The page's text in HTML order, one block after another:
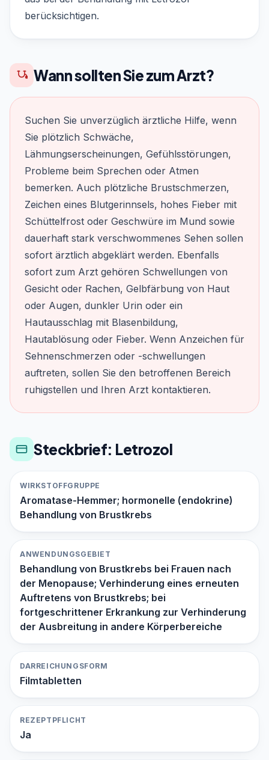
berücksichtigen.
Wann sollten Sie zum Arzt?
Suchen Sie unverzüglich ärztliche Hilfe, wenn
Sie plötzlich Schwäche,
Lähmungserscheinungen, Gefühlsstörungen,
Probleme beim Sprechen oder Atmen
bemerken. Auch plötzliche Brustschmerzen,
Zeichen eines Blutgerinnsels, hohes Fieber mit
Schüttelfrost oder Geschwüre im Mund sowie
dauerhaft stark verschwommenes Sehen sollen
sofort ärztlich abgeklärt werden. Ebenfalls
sofort zum Arzt gehören Schwellungen von
Gesicht oder Rachen, Gelbfärbung von Haut
oder Augen, dunkler Urin oder ein
Hautausschlag mit Blasenbildung,
Hautablösung oder Fieber. Wenn Anzeichen für
Sehnenschmerzen oder -schwellungen
auftreten, sollen Sie den betroffenen Bereich
ruhigstellen und Ihren Arzt kontaktieren.
Steckbrief: Letrozol
WIRKSTOFFGRUPPE
Aromatase-Hemmer; hormonelle (endokrine)
Behandlung von Brustkrebs
ANWENDUNGSGEBIET
Behandlung von Brustkrebs bei Frauen nach
der Menopause; Verhinderung eines erneuten
Auftretens von Brustkrebs; bei
fortgeschrittener Erkrankung zur Verhinderung
der Ausbreitung in andere Körperbereiche
DARREICHUNGSFORM
Filmtabletten
REZEPTPFLICHT
Ja